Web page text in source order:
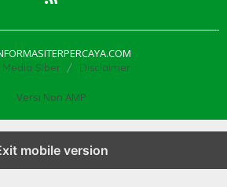
Siber Disclaimer
Versi Non AMP
mobile version